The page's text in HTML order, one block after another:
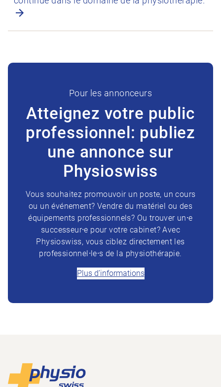
Pour les annonceurs
Atteignez votre public
professionnel: publiez
une annonce sur
Physioswiss
Vous souhaitez promouvoir un poste, un cours
ou un événement? Vendre du matériel ou des
équipements professionnels? Ou trouver un⸱e
successeur⸱e pour votre cabinet? Avec
Physioswiss, vous ciblez directement les
professionnel⸱le⸱s de la physiothérapie.
Plus d’informations
Footer